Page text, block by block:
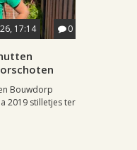
17:14 0
Bouwdorp
2019 stilletjes ter